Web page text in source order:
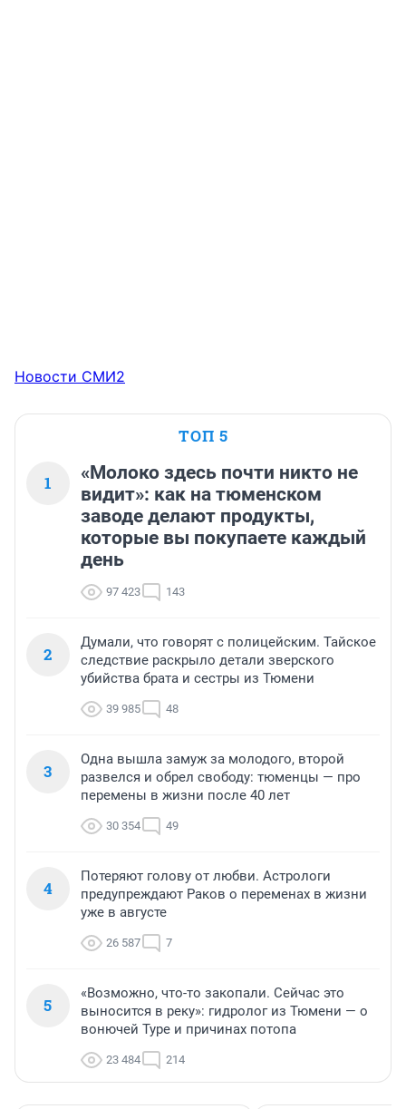
Новости СМИ2
ТОП 5
1
«Молоко здесь почти никто не
видит»: как на тюменском
заводе делают продукты,
которые вы покупаете каждый
день
97 423 143
2
Думали, что говорят с полицейским. Тайское
следствие раскрыло детали зверского
убийства брата и сестры из Тюмени
39 985 48
3
Одна вышла замуж за молодого, второй
развелся и обрел свободу: тюменцы — про
перемены в жизни после 40 лет
30 354 49
4
Потеряют голову от любви. Астрологи
предупреждают Раков о переменах в жизни
уже в августе
26 587 7
5
«Возможно, что-то закопали. Сейчас это
выносится в реку»: гидролог из Тюмени — о
вонючей Туре и причинах потопа
23 484 214